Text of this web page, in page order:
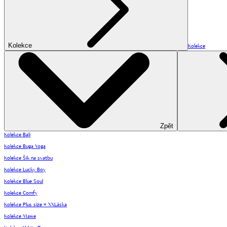
Kolekce Kolekce
Zpět
Kolekce Bali
Kolekce Buga Yoga
Kolekce Šik na svatbu
Kolekce Lucky Boy
Kolekce Blue Soul
Kolekce Comfy
Kolekce Plus size = XXLáska
Kolekce Mawe